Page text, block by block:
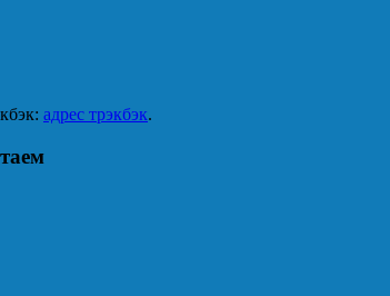
адрес трэкбэк.